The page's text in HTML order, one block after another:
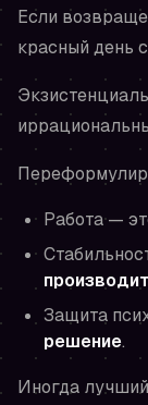
Если
красный день
Работа —
Защита
решение.
Иногда